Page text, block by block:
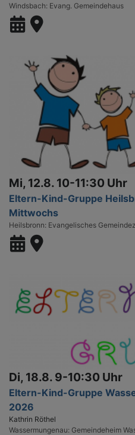
Windsbach Evang. Gemeindehaus
Mi, 12.8. 10-11:30 Uhr
Eltern-Kind-Gruppe
Mittwochs
Heilsbronn Evangelisches
Di, 18.8. 9-10:30 Uhr
Eltern-Kind-Gruppe
2026
Kathrin Röthel
Wassermungenau Gemeindeheim